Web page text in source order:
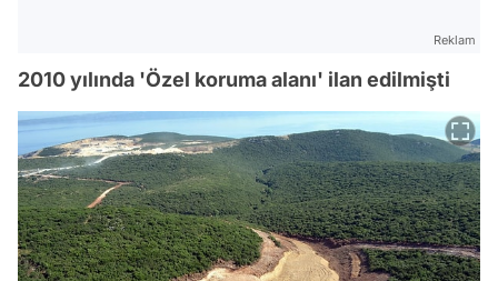
Reklam
2010 yılında 'Özel koruma alanı' ilan edilmişti